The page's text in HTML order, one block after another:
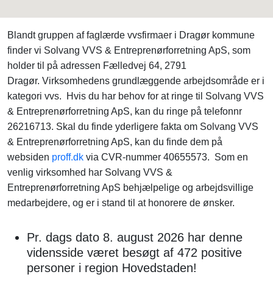
Blandt gruppen af faglærde vvsfirmaer i Dragør kommune
finder vi Solvang VVS & Entreprenørforretning ApS, som
holder til på adressen Fælledvej 64, 2791
Dragør. Virksomhedens grundlæggende arbejdsområde er i
kategori vvs. Hvis du har behov for at ringe til Solvang VVS
& Entreprenørforretning ApS, kan du ringe på telefonnr
26216713. Skal du finde yderligere fakta om Solvang VVS
& Entreprenørforretning ApS, kan du finde dem på
websiden proff.dk via CVR-nummer 40655573. Som en
venlig virksomhed har Solvang VVS &
Entreprenørforretning ApS behjælpelige og arbejdsvillige
medarbejdere, og er i stand til at honorere de ønsker.
Pr. dags dato 8. august 2026 har denne
vidensside været besøgt af 472 positive
personer i region Hovedstaden!